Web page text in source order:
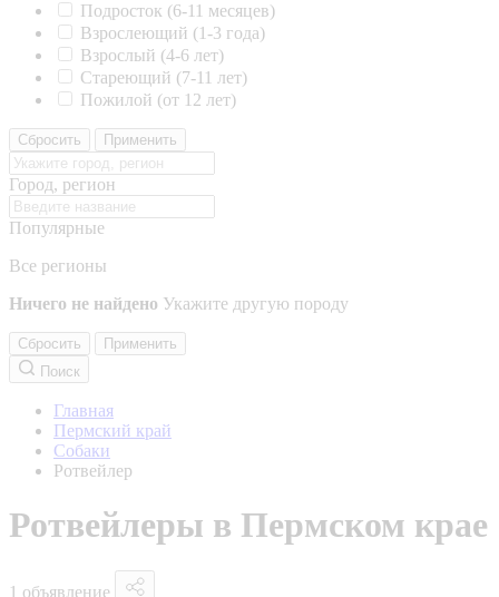
Подросток (6-11 месяцев)
Взрослеющий (1-3 года)
Взрослый (4-6 лет)
Стареющий (7-11 лет)
Пожилой (от 12 лет)
Сбросить Применить
Город, регион
Популярные
Все регионы
Ничего не найдено Укажите другую породу
Сбросить
Применить
Поиск
Главная
Пермский край
Собаки
Ротвейлер
Ротвейлеры в Пермском крае
1 объявление